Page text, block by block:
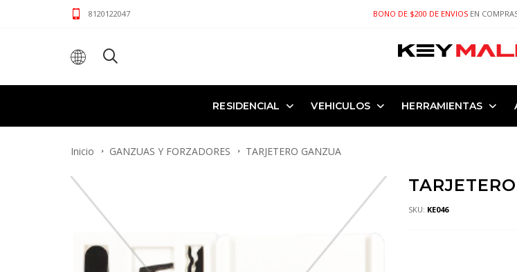
8120122047 BONO DE $200 DE ENVIOS EN
RESIDENCIAL VEHICULOS HERRAMIENTAS
Inicio GANZUAS Y FORZADORES TARJETERO GANZUA
SKU: KE046